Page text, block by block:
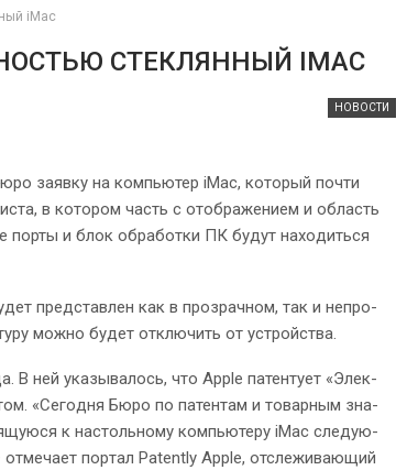
iMac
СТЕКЛЯННЫЙ IMAC
НОВОСТИ
заявку на ком­пью­тер iMac, кото­рый почти
в кото­ром часть с отоб­ра­же­нием и область
порты и блок обра­ботки ПК будут нахо­диться
пред­став­лен как в про­зрач­ном, так и непро­
можно будет отклю­чить от устройства.
В ней ука­зы­ва­лось, что Apple патен­тует «Элек­
«Се­го­дня Бюро по патен­там и товар­ным зна­
к настоль­ному ком­пью­теру iMac сле­ду­ю­
пор­тал Patently Apple, отсле­жи­ва­ю­щий